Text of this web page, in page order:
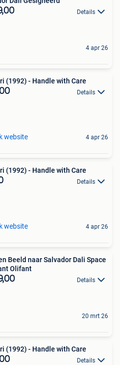
Details
4 apr 26
(1992) - Handle with Care
Details
website 4 apr 26
(1992) - Handle with Care
Details
website 4 apr 26
Beeld naar Salvador Dali Space
Olifant
Details
20 mrt 26
(1992) - Handle with Care
Details